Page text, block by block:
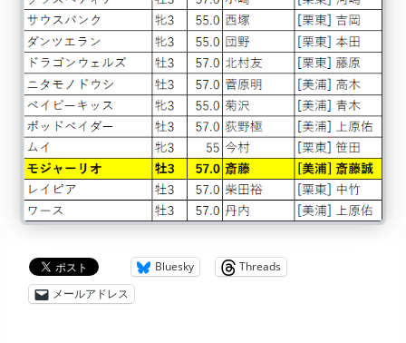
Bluesky
Threads
メールアドレス